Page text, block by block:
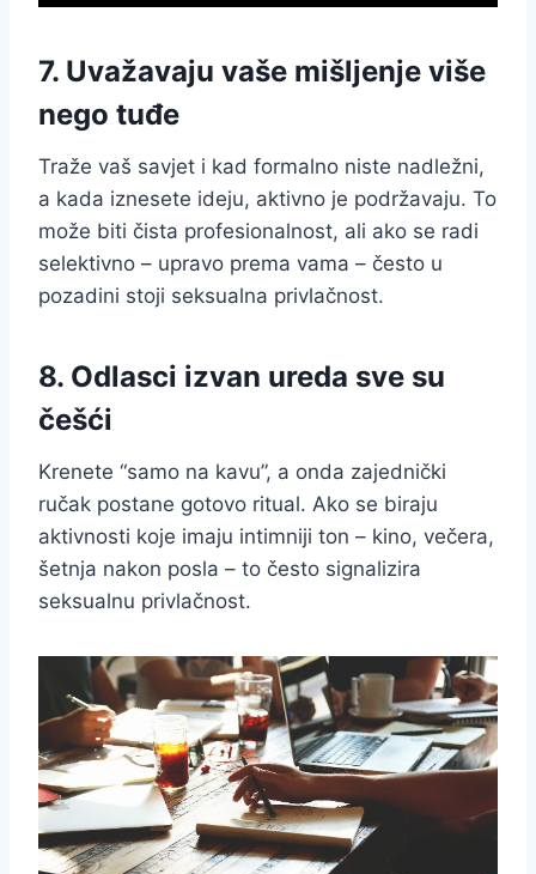
7. Uvažavaju vaše mišljenje više
nego tuđe
Traže vaš savjet i kad formalno niste nadležni,
a kada iznesete ideju, aktivno je podržavaju. To
može biti čista profesionalnost, ali ako se radi
selektivno – upravo prema vama – često u
pozadini stoji seksualna privlačnost.
8. Odlasci izvan ureda sve su
češći
Krenete “samo na kavu”, a onda zajednički
ručak postane gotovo ritual. Ako se biraju
aktivnosti koje imaju intimniji ton – kino, večera,
šetnja nakon posla – to često signalizira
seksualnu privlačnost.